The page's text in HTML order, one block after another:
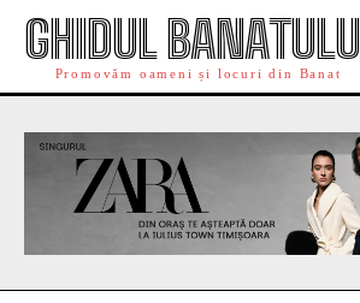
GHIDUL BANATULUI
Promovăm oameni și locuri din Banat